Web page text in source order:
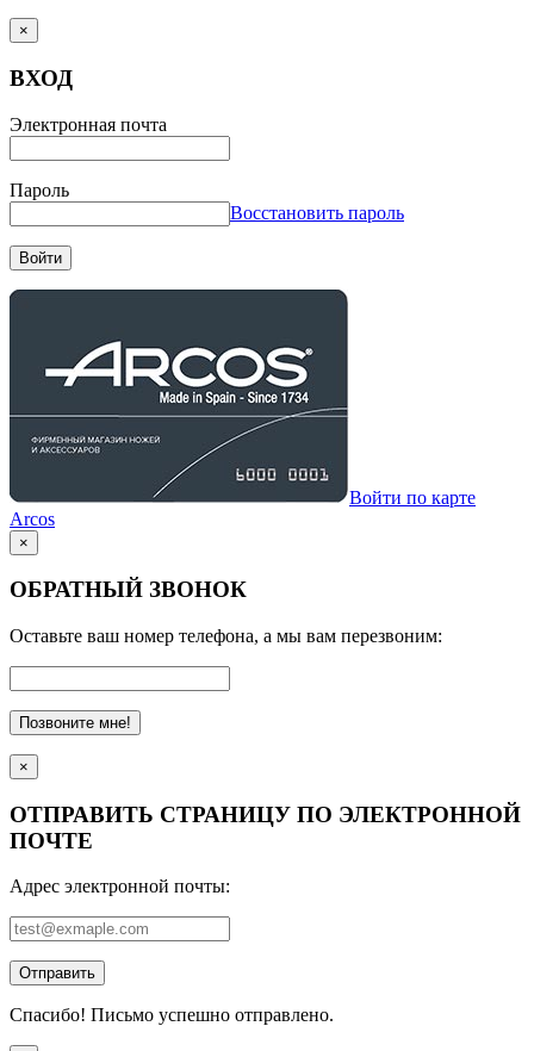
×
ВХОД
Электронная почта
Пароль
Восстановить пароль
Войти
Войти по карте
Arcos
×
ОБРАТНЫЙ ЗВОНОК
Оставьте ваш номер телефона, а мы вам перезвоним:
Позвоните мне!
×
ОТПРАВИТЬ СТРАНИЦУ ПО ЭЛЕКТРОННОЙ
ПОЧТЕ
Адрес электронной почты:
Отправить
Спасибо! Письмо успешно отправлено.